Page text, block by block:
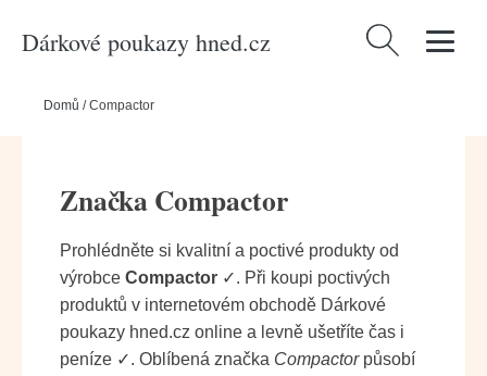
Dárkové poukazy hned.cz Vyhledávání
Domů /Compactor
Značka Compactor
Prohlédněte si kvalitní a poctivé produkty od
výrobce Compactor ✓. Při koupi poctivých
produktů v internetovém obchodě Dárkové
poukazy hned.cz online a levně ušetříte čas i
peníze ✓. Oblíbená značka Compactorpůsobí